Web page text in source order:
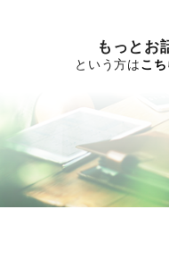
もっとお
という方はこち